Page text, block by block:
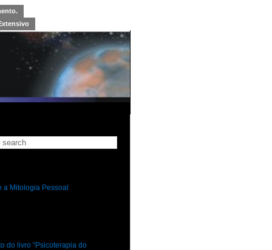
a Mitologia Pessoal
do livro “Psicoterapia do